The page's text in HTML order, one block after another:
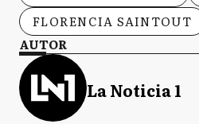
FLORENCIA SAINTOUT
AUTOR
La Noticia 1